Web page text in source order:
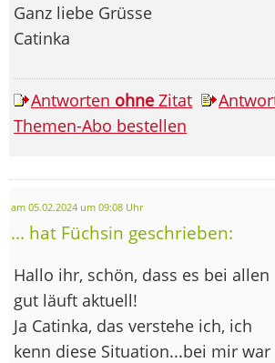
Ganz liebe Grüsse
Catinka
Antworten ohne Zitat
Themen-Abo bestellen
am 05.02.2024 um 09:08 Uhr
... hat Füchsin geschrieben:
Hallo ihr, schön, dass es bei allen
gut läuft aktuell!
Ja Catinka, das verstehe ich, ich
kenn diese Situation...bei mir war